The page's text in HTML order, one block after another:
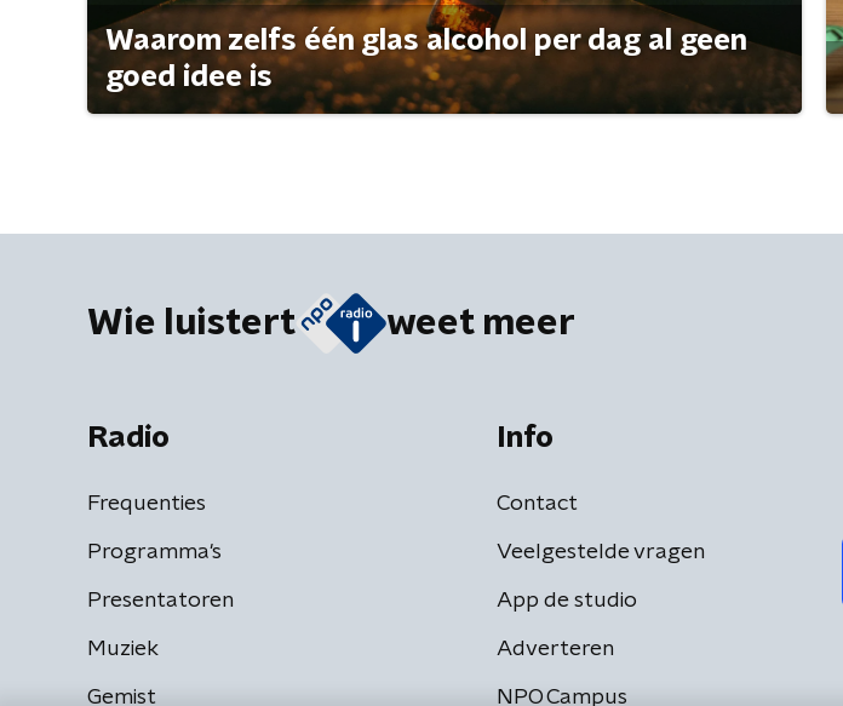
Waarom zelfs één glas alcohol per dag al geen
goed idee is
Wie luistert weet meer
Radio
Frequenties
Programma's
Presentatoren
Muziek
Gemist
Info
Contact
Veelgestelde vragen
App de studio
Adverteren
NPO Campus